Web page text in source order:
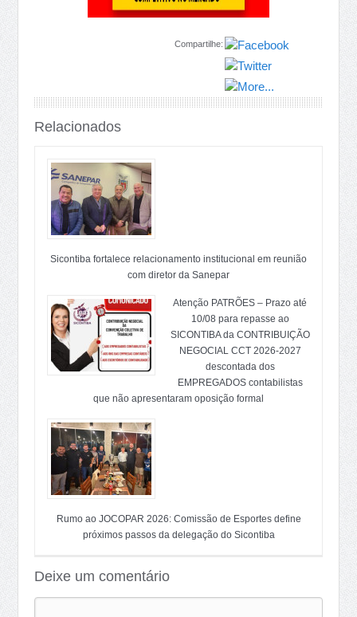
Compartilhe:
Relacionados
Sicontiba fortalece relacionamento institucional em reunião
com diretor da Sanepar
Atenção PATRÕES – Prazo até
10/08 para repasse ao
SICONTIBA da CONTRIBUIÇÃO
NEGOCIAL CCT 2026-2027
descontada dos
EMPREGADOS contabilistas
que não apresentaram oposição formal
Rumo ao JOCOPAR 2026: Comissão de Esportes define
próximos passos da delegação do Sicontiba
Deixe um comentário